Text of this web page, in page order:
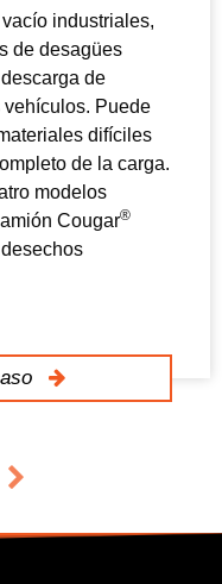
industriales,
de desagües
de
Puede
difíciles
de la carga.
modelos
Cougar®